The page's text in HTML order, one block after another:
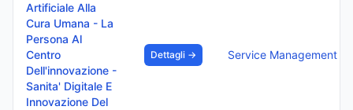
Artificiale Alla
Cura Umana - La
Persona Al
Centro
Dell'innovazione -
Sanita' Digitale E
Innovazione Del
Dettagli → Service Management Srl